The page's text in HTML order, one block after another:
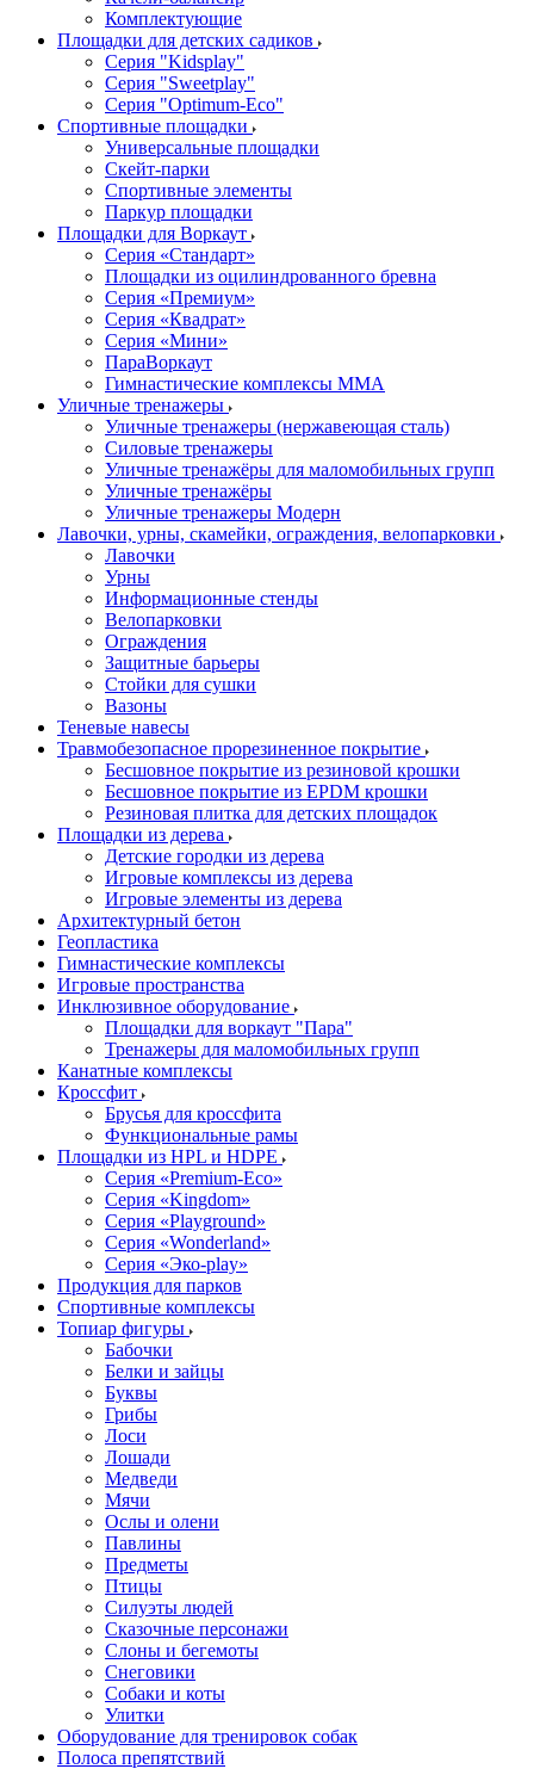
Комплектующие
Площадки для детских садиков
Серия "Kidsplay"
Серия "Sweetplay"
Серия "Оptimum-Еco"
Спортивные площадки
Универсальные площадки
Скейт-парки
Спортивные элементы
Паркур площадки
Площадки для Воркаут
Серия «Стандарт»
Площадки из оцилиндрованного бревна
Серия «Премиум»
Серия «Квадрат»
Серия «Мини»
ПараВоркаут
Гимнастические комплексы ММА
Уличные тренажеры
Уличные тренажеры (нержавеющая сталь)
Силовые тренажеры
Уличные тренажёры для маломобильных групп
Уличные тренажёры
Уличные тренажеры Модерн
Лавочки, урны, скамейки, ограждения, велопарковки
Лавочки
Урны
Информационные стенды
Велопарковки
Ограждения
Защитные барьеры
Стойки для сушки
Вазоны
Теневые навесы
Травмобезопасное прорезиненное покрытие
Бесшовное покрытие из резиновой крошки
Бесшовное покрытие из EPDM крошки
Резиновая плитка для детских площадок
Площадки из дерева
Детские городки из дерева
Игровые комплексы из дерева
Игровые элементы из дерева
Архитектурный бетон
Геопластика
Гимнастические комплексы
Игровые пространства
Инклюзивное оборудование
Площадки для воркаут "Пара"
Тренажеры для маломобильных групп
Канатные комплексы
Кроссфит
Брусья для кроссфита
Функциональные рамы
Площадки из HPL и HDPE
Серия «Premium-Eco»
Серия «Kingdom»
Серия «Playground»
Серия «Wonderland»
Серия «Эко-play»
Продукция для парков
Спортивные комплексы
Топиар фигуры
Бабочки
Белки и зайцы
Буквы
Грибы
Лоси
Лошади
Медведи
Мячи
Ослы и олени
Павлины
Предметы
Птицы
Силуэты людей
Сказочные персонажи
Слоны и бегемоты
Снеговики
Собаки и коты
Улитки
Оборудование для тренировок собак
Полоса препятствий